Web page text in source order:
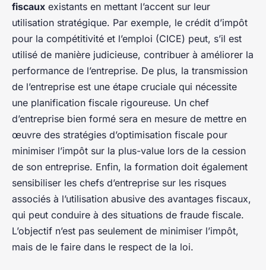
fiscaux existants en mettant l’accent sur leur
utilisation stratégique. Par exemple, le crédit d’impôt
pour la compétitivité et l’emploi (CICE) peut, s’il est
utilisé de manière judicieuse, contribuer à améliorer la
performance de l’entreprise. De plus, la transmission
de l’entreprise est une étape cruciale qui nécessite
une planification fiscale rigoureuse. Un chef
d’entreprise bien formé sera en mesure de mettre en
œuvre des stratégies d’optimisation fiscale pour
minimiser l’impôt sur la plus-value lors de la cession
de son entreprise. Enfin, la formation doit également
sensibiliser les chefs d’entreprise sur les risques
associés à l’utilisation abusive des avantages fiscaux,
qui peut conduire à des situations de fraude fiscale.
L’objectif n’est pas seulement de minimiser l’impôt,
mais de le faire dans le respect de la loi.